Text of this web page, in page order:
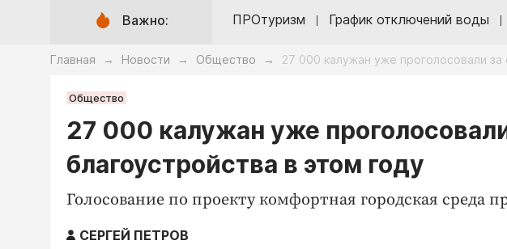
Важно: ПРОтуризм График отключений воды
Главная → Новости → Общество → 27 000 калужан уже проголосовали
Общество
27 000 калужан уже
благоустройства в этом году
Голосование по проекту комфортная городская среда
СЕРГЕЙ ПЕТРОВ